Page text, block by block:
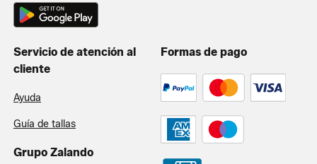
Servicio de atención al
cliente
Ayuda
Guía de tallas
Grupo Zalando
Formas de pago